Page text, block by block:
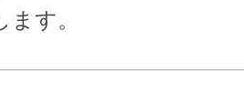
す。